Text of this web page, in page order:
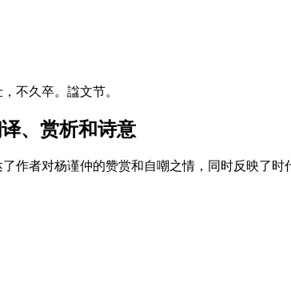
不久卒。諡文节。
、赏析和诗意
作者对杨谨仲的赞赏和自嘲之情，同时反映了